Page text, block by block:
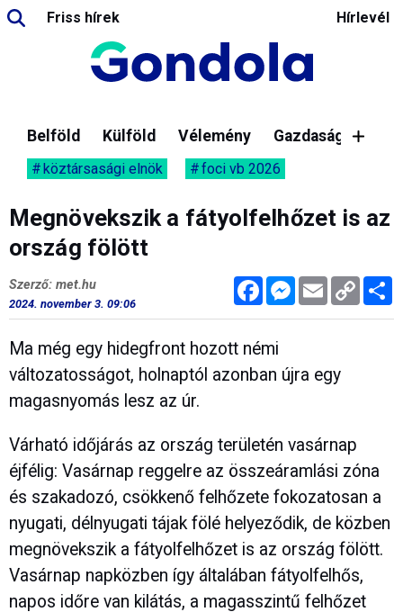
Friss hírek Hírlevél
Belföld Külföld Vélemény Gazdaság
köztársasági elnök foci vb 2026
Megnövekszik a fátyolfelhőzet is az
ország fölött
FacebookMessenger
Email Copy
Link
Szerző: met.hu
2024. november 3. 09:06
Ma még egy hidegfront hozott némi
változatosságot, holnaptól azonban újra egy
magasnyomás lesz az úr.
Várható időjárás az ország területén vasárnap
éjfélig: Vasárnap reggelre az összeáramlási zóna
és szakadozó, csökkenő felhőzete fokozatosan a
nyugati, délnyugati tájak fölé helyeződik, de közben
megnövekszik a fátyolfelhőzet is az ország fölött.
Vasárnap napközben így általában fátyolfelhős,
napos időre van kilátás, a magasszintű felhőzet